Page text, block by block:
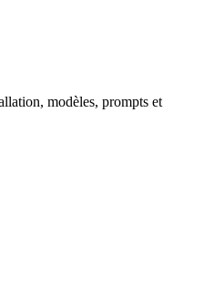
modèles, prompts et